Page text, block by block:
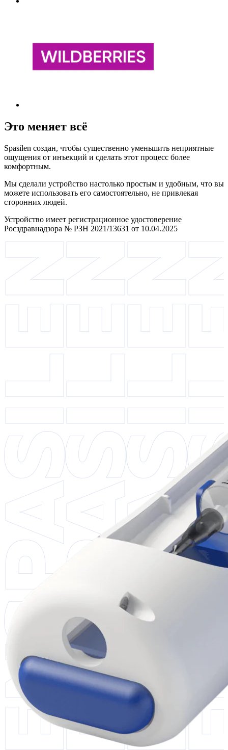
Это меняет всё
Spasilen создан, чтобы существенно уменьшить неприятные
ощущения от инъекций и сделать этот процесс более
комфортным.
Мы сделали устройство настолько простым и удобным, что вы
можете использовать его самостоятельно, не привлекая
сторонних людей.
Устройство имеет регистрационное удостоверение
Росздравнадзора № РЗН 2021/13631 от 10.04.2025